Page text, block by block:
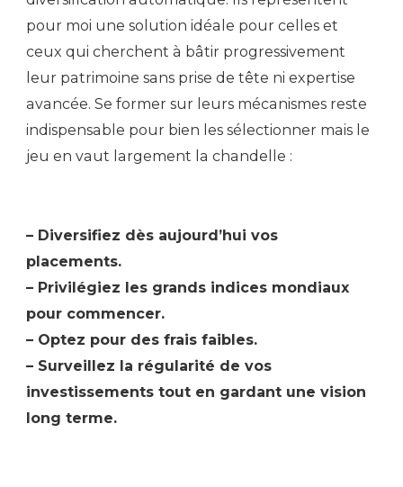
pour moi une solution idéale pour celles et
ceux qui cherchent à bâtir progressivement
leur patrimoine sans prise de tête ni expertise
avancée. Se former sur leurs mécanismes reste
indispensable pour bien les sélectionner mais le
jeu en vaut largement la chandelle :
– Diversifiez dès aujourd’hui vos
placements.
– Privilégiez les grands indices mondiaux
pour commencer.
– Optez pour des frais faibles.
– Surveillez la régularité de vos
investissements tout en gardant une vision
long terme.